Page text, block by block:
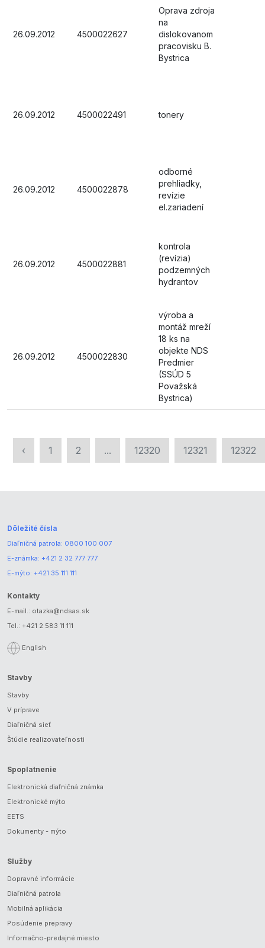
26.09.2012 4500022627
Oprava zdroja
na
dislokovanom
pracovisku B.
Bystrica
26.09.2012 4500022491 tonery
26.09.2012 4500022878
odborné
prehliadky,
revízie
el.zariadení
26.09.2012 4500022881
kontrola
(revízia)
podzemných
hydrantov
26.09.2012 4500022830
výroba a
montáž mreží
18 ks na
objekte NDS
Predmier
(SSÚD 5
Považská
Bystrica)
‹ 1 2 ... 12320 12321 12322
Dôležité čísla
Diaľničná patrola: 0800 100 007
E-známka: +421 2 32 777 777
E-mýto: +421 35 111 111
Kontakty
E-mail.: otazka@ndsas.sk
Tel.: +421 2 583 11 111
English
Stavby
Stavby
V príprave
Diaľničná sieť
Štúdie realizovateľnosti
Spoplatnenie
Elektronická diaľničná známka
Elektronické mýto
EETS
Dokumenty - mýto
Služby
Dopravné informácie
Diaľničná patrola
Mobilná aplikácia
Posúdenie prepravy
Informačno-predajné miesto